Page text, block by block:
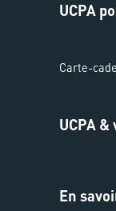
UCPA
Carte-
UCPA &
En